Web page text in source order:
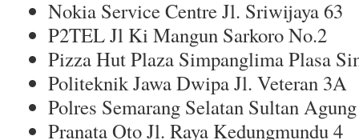
Nokia Service Centre Jl. Sriwijaya 63
P2TEL Jl Ki Mangun Sarkoro No.2
Pizza Hut Plaza Simpanglima Plasa
Politeknik Jawa Dwipa Jl. Veteran 3A
Polres Semarang Selatan Sultan Agung
Pranata Oto Jl. Raya Kedungmundu 4